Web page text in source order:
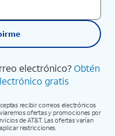
electrónico?Obtén
gratis
recibir correos electrónicos
ofertas y promociones por
de AT&T. Las ofertas varían
restricciones.